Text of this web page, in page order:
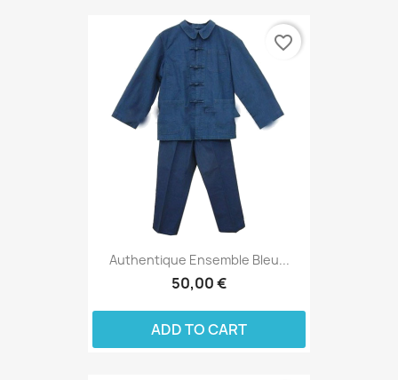
Authentique Ensemble Bleu...
50,00 €
ADD TO CART
favorite_border